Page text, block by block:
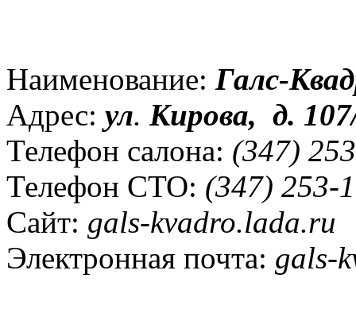
Наименование: Галс-
Адрес: ул. Кирова, д.
Телефон салона: (347)
Телефон СТО: (347) 253-
Сайт: gals-kvadro.lada.ru
Электронная почта: gals-